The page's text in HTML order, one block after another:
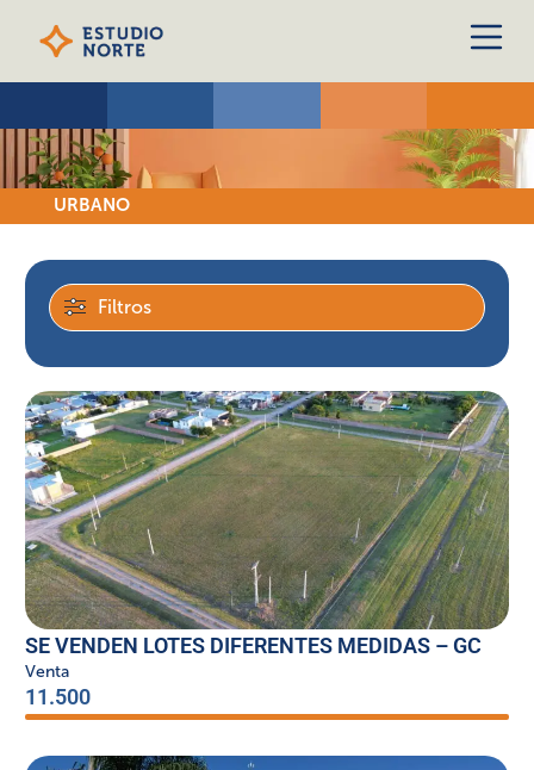
URBANO
Filtros
SE VENDEN LOTES DIFERENTES MEDIDAS – GC
Venta
11.500